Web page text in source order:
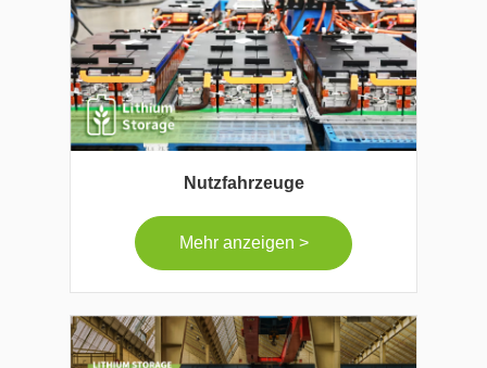
Nutzfahrzeuge
Mehr anzeigen >